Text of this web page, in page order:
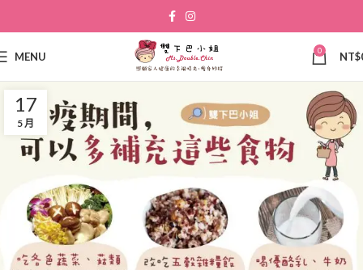
MENU 0 NT$
17
5 月